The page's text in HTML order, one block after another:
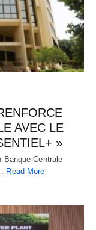
AVEC LE
»
Banque Centrale
Read More